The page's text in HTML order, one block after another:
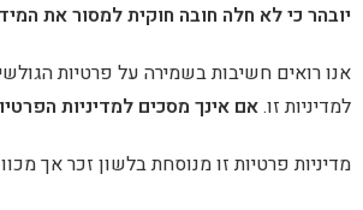
יובהר כי לא חלה חובה חוקית למסור את
אנו רואים חשיבות בשמירה על פרטיות
למדיניות זו.אם אינך מסכים למדיניות
מדיניות פרטיות זו מנוסחת בלשון זכר אך